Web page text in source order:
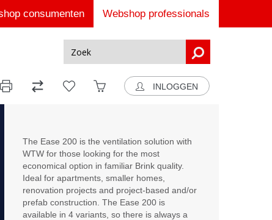
consumenten Webshop professionals
INLOGGEN
The Ease 200 is the ventilation solution with
WTW for those looking for the most
economical option in familiar Brink quality.
Ideal for apartments, smaller homes,
renovation projects and project-based and/or
prefab construction. The Ease 200 is
available in 4 variants, so there is always a